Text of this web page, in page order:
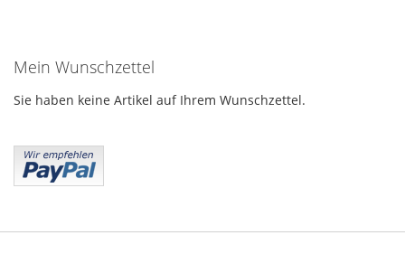
Mein Wunschzettel
Sie haben keine Artikel auf Ihrem Wunschzettel.